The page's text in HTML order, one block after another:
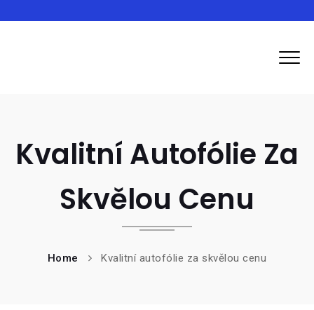
Kvalitní Autofólie Za
Skvělou Cenu
Home Kvalitní autofólie za skvělou cenu